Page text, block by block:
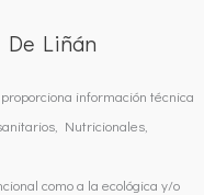
De Liñán
información técnica
Nutricionales,
como a la ecológica y/o